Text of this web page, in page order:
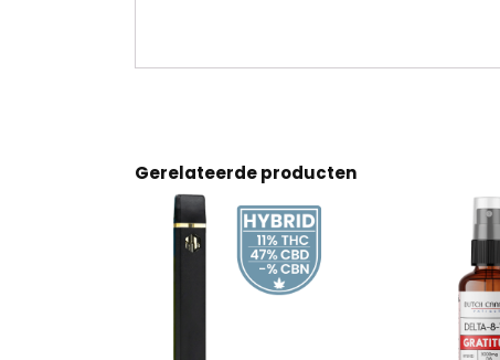
Gerelateerde producten